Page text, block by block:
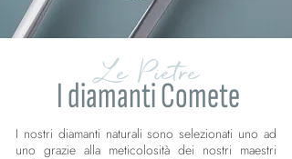
Le Pietre
I diamanti Comete
I nostri diamanti naturali sono selezionati uno ad
uno grazie alla meticolosità dei nostri maestri